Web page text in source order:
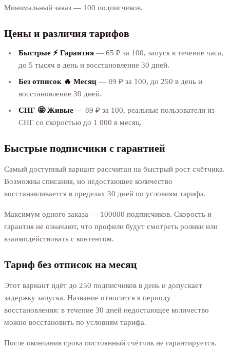
Минимальный заказ — 100 подписчиков.
Цены и различия тарифов
Быстрые ⚡️ Гарантия — 65 ₽ за 100, запуск в течение часа,
до 5 тысяч в день и восстановление 30 дней.
Без отписок 🔥 Месяц — 89 ₽ за 100, до 250 в день и
восстановление 30 дней.
СНГ 🤩 Живые — 89 ₽ за 100, реальные пользователи из
СНГ со скоростью до 1 000 в месяц.
Быстрые подписчики с гарантией
Самый доступный вариант рассчитан на быстрый рост счётчика.
Возможны списания, но недостающее количество
восстанавливается в пределах 30 дней по условиям тарифа.
Максимум одного заказа — 100000 подписчиков. Скорость и
гарантия не означают, что профили будут смотреть ролики или
взаимодействовать с контентом.
Тариф без отписок на месяц
Этот вариант идёт до 250 подписчиков в день и допускает
задержку запуска. Название относится к периоду
восстановления: в течение 30 дней недостающее количество
можно восстановить по условиям тарифа.
После окончания срока постоянный счётчик не гарантируется.